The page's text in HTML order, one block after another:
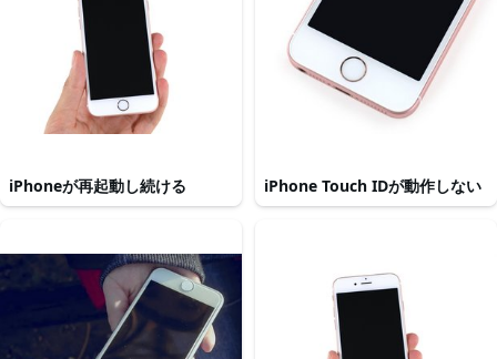
iPhoneが再起動し続ける iPhone Touch IDが動作しない